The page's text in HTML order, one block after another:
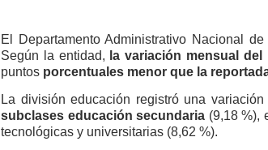
El Departamento Administrativo Nacional de
Según la entidad, la variación mensual del
puntos porcentuales menor que la
La división educación registró una
subclases educación secundaria (9,18 %),
tecnológicas y universitarias (8,62 %).